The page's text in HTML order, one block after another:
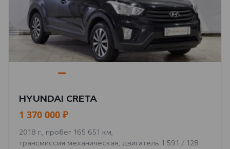
HYUNDAI CRETA
1 370 000 ₽
2018 г., пробег 165 651 км,
трансмиссия механическая, двигатель 1 591 / 128